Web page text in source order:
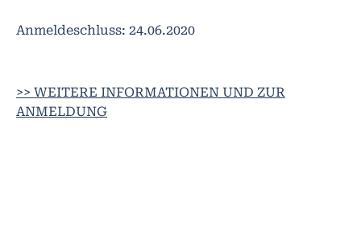
Anmeldeschluss: 24.06.2020
>> WEITERE INFORMATIONEN UND ZUR
ANMELDUNG